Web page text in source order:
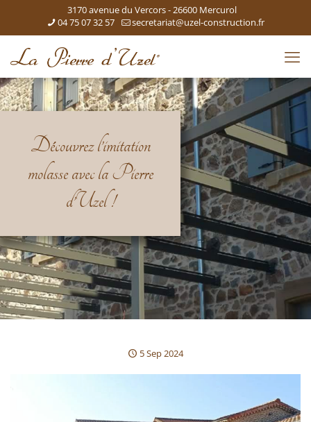
3170 avenue du Vercors - 26600 Mercurol
04 75 07 32 57
secretariat@uzel-construction.fr
Découvrez l’imitation
molasse avec la Pierre
d’Uzel !
5 Sep 2024